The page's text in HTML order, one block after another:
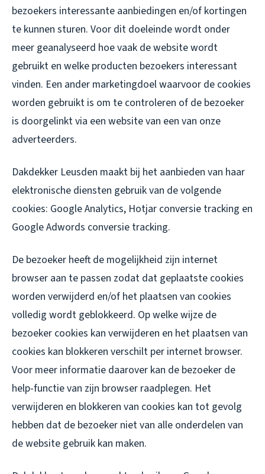
bezoekers interessante aanbiedingen en/of kortingen
te kunnen sturen. Voor dit doeleinde wordt onder
meer geanalyseerd hoe vaak de website wordt
gebruikt en welke producten bezoekers interessant
vinden. Een ander marketingdoel waarvoor de cookies
worden gebruikt is om te controleren of de bezoeker
is doorgelinkt via een website van een van onze
adverteerders.
Dakdekker Leusden maakt bij het aanbieden van haar
elektronische diensten gebruik van de volgende
cookies: Google Analytics, Hotjar conversie tracking en
Google Adwords conversie tracking.
De bezoeker heeft de mogelijkheid zijn internet
browser aan te passen zodat dat geplaatste cookies
worden verwijderd en/of het plaatsen van cookies
volledig wordt geblokkeerd. Op welke wijze de
bezoeker cookies kan verwijderen en het plaatsen van
cookies kan blokkeren verschilt per internet browser.
Voor meer informatie daarover kan de bezoeker de
help-functie van zijn browser raadplegen. Het
verwijderen en blokkeren van cookies kan tot gevolg
hebben dat de bezoeker niet van alle onderdelen van
de website gebruik kan maken.